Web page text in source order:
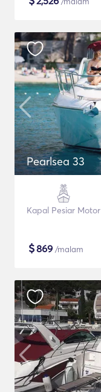
Pearlsea 33
Kapal Pesiar Motor
$869 /malam